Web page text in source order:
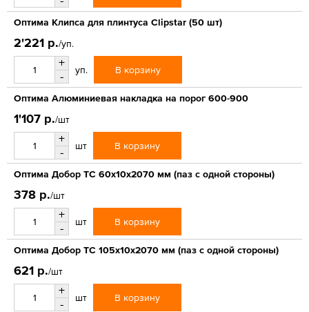
Оптима Клипса для плинтуса Clipstar (50 шт)
2'221 р./уп.
+
-
уп. В корзину
Оптима Алюминиевая накладка на порог 600-900
1'107 р./шт
+
-
шт В корзину
Оптима Добор ТС 60х10х2070 мм (паз с одной стороны)
378 р./шт
+
-
шт В корзину
Оптима Добор ТС 105х10х2070 мм (паз с одной стороны)
621 р./шт
+
-
шт В корзину